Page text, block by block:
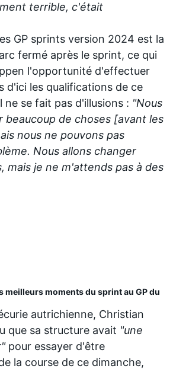
terrible, c'était
GP sprints version 2024 est la
fermé après le sprint, ce qui
l'opportunité d'effectuer
d'ici les qualifications de ce
ne se fait pas d'illusions : "Nous
beaucoup de choses [avant les
nous ne pouvons pas
Nous allons changer
mais je ne m'attends pas à des
meilleurs moments du sprint au GP du
autrichienne, Christian
que sa structure avait "une
pour essayer d'être
la course de ce dimanche,